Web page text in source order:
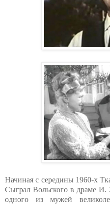
Начиная с середины 1960-х
Сыграл Вольского в драме
одного из мужей